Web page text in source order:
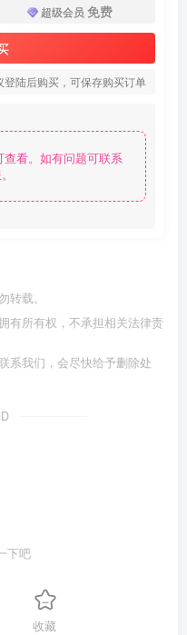
超级会员 免费
陆后购买，可保存购买订单
看。如有问题可联系
载。
有所有权，不承担相关法律责
系我们，会尽快给予删除处
下吧
收藏